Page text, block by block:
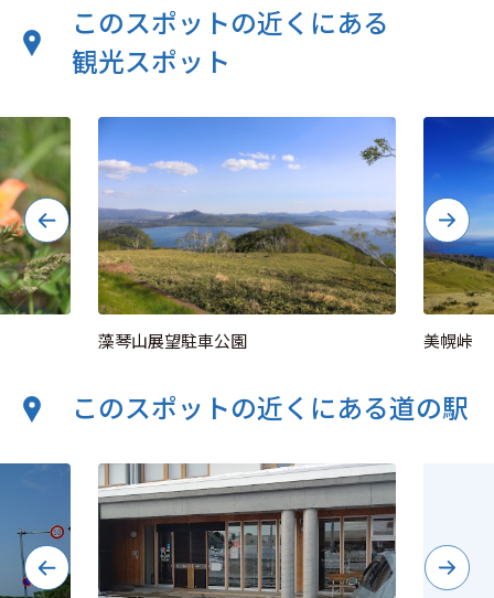
このスポットの近くにある
観光スポット
藻琴山展望駐車公園 美幌峠
このスポットの近くにある道の駅